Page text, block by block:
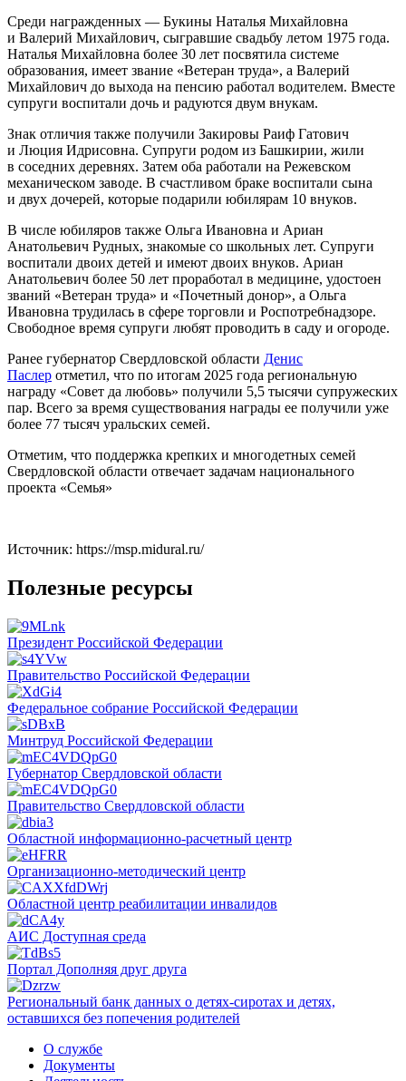
Среди награжденных — Букины Наталья Михайловна
и Валерий Михайлович, сыгравшие свадьбу летом 1975 года.
Наталья Михайловна более 30 лет посвятила системе
образования, имеет звание «Ветеран труда», а Валерий
Михайлович до выхода на пенсию работал водителем. Вместе
супруги воспитали дочь и радуются двум внукам.
Знак отличия также получили Закировы Раиф Гатович
и Люция Идрисовна. Супруги родом из Башкирии, жили
в соседних деревнях. Затем оба работали на Режевском
механическом заводе. В счастливом браке воспитали сына
и двух дочерей, которые подарили юбилярам 10 внуков.
В числе юбиляров также Ольга Ивановна и Ариан
Анатольевич Рудных, знакомые со школьных лет. Супруги
воспитали двоих детей и имеют двоих внуков. Ариан
Анатольевич более 50 лет проработал в медицине, удостоен
званий «Ветеран труда» и «Почетный донор», а Ольга
Ивановна трудилась в сфере торговли и Роспотребнадзоре.
Свободное время супруги любят проводить в саду и огороде.
Ранее губернатор Свердловской области Денис
Паслер отметил, что по итогам 2025 года региональную
награду «Совет да любовь» получили 5,5 тысячи супружеских
пар. Всего за время существования награды ее получили уже
более 77 тысяч уральских семей.
Отметим, что поддержка крепких и многодетных семей
Свердловской области отвечает задачам национального
проекта «Семья»
Источник: https://msp.midural.ru/
Полезные ресурсы
Президент Российской Федерации
Правительство Российской Федерации
Федеральное собрание Российской Федерации
Минтруд Российской Федерации
Губернатор Свердловской области
Правительство Свердловской области
Областной информационно-расчетный центр
Организационно-методический центр
Областной центр реабилитации инвалидов
АИС Доступная среда
Портал Дополняя друг друга
Региональный банк данных о детях-сиротах и детях,
оставшихся без попечения родителей
О службе
Документы